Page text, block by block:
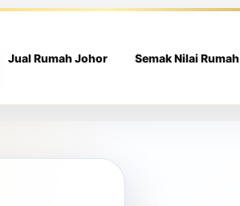
Jual Rumah Johor Semak Nilai Rumah